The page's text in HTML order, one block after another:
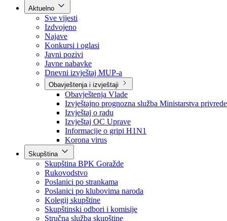
Kontakt
Aktuelno
Sve vijesti
Izdvojeno
Najave
Konkursi i oglasi
Javni pozivi
Javne nabavke
Dnevni izvještaj MUP-a
Obavještenja i izvještaji
Obavještenja Vlade
Izvještajno prognozna služba Ministarstva privrede
Izvještaj o radu
Izvještaj OC Uprave
Informacije o gripi H1N1
Korona virus
Skupština
Skupština BPK Goražde
Rukovodstvo
Poslanici po strankama
Poslanici po klubovima naroda